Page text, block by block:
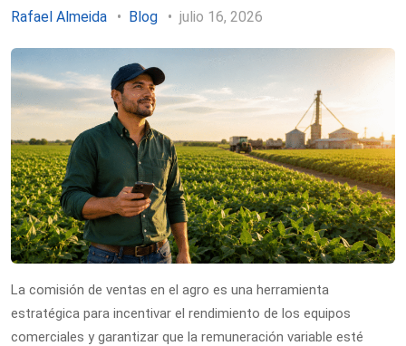
Rafael Almeida Blog julio 16, 2026
La comisión de ventas en el agro es una herramienta
estratégica para incentivar el rendimiento de los equipos
comerciales y garantizar que la remuneración variable esté